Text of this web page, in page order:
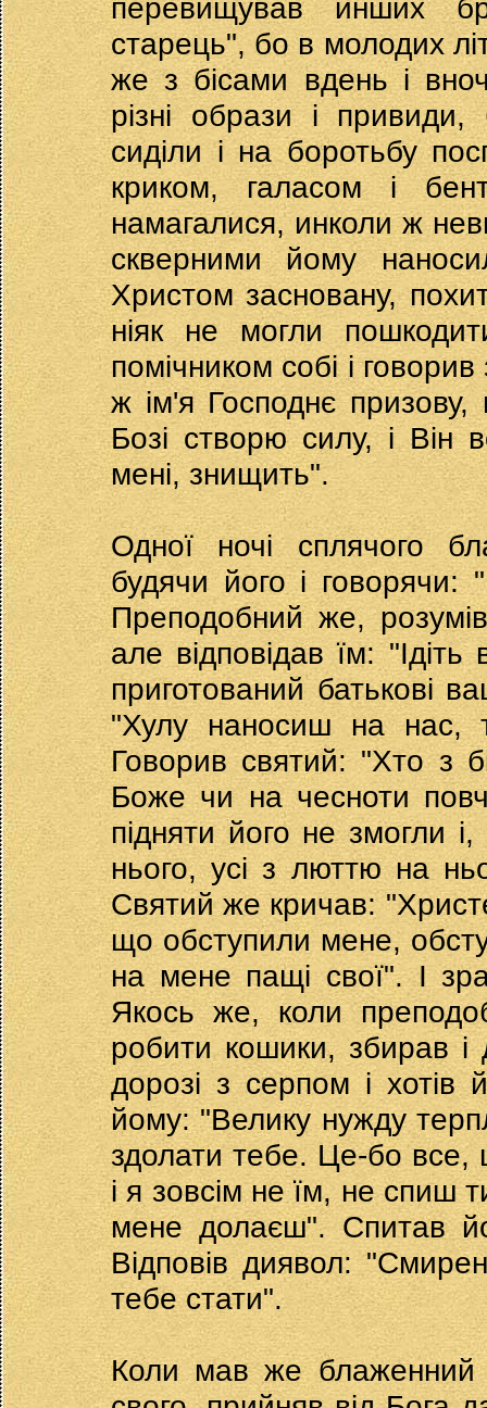
перевищував инших
старець", бо в молодих
же з бісами вдень і
різні образи і
сиділи і на боротьбу
криком, галасом і
намагалися, инколи ж
скверними йому
Христом засновану,
ніяк не могли
помічником собі і
ж ім'я Господнє
Бозі створю силу, і Він
мені, знищить".
Одної ночі сплячого
будячи його і
Преподобний же,
але відповідав їм:
приготований батькові
"Хулу наносиш на нас,
Говорив святий: "Хто з
Боже чи на чесноти
підняти його не змогли
нього, усі з люттю на
Святий же кричав:
що обступили мене,
на мене пащі свої". І
Якось же, коли
робити кошики, збирав і
дорозі з серпом і хотів
йому: "Велику нужду
здолати тебе. Це-бо
і я зовсім не їм, не спиш
мене долаєш". Спитав
Відповів диявол:
тебе стати".
Коли мав же блаженний